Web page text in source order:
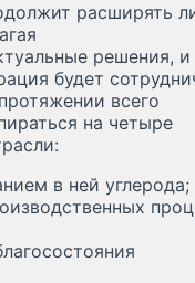
расширять
решения, и
будет
всего
на четыре
в ней углерода;